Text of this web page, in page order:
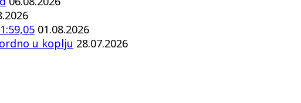
01.08.2026
u koplju 28.07.2026